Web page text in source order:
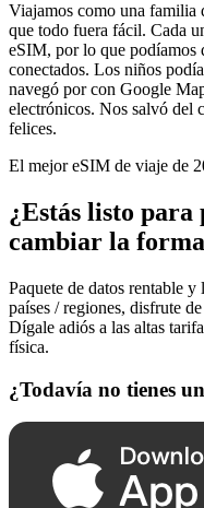
Viajamos como una
que todo fuera fácil. Cada
eSIM, por lo que podíamos
conectados. Los niños
navegó por con Google
electrónicos. Nos salvó del
felices.
El mejor eSIM de viaje de
¿Estás listo
cambiar la forma
Paquete de datos rentable
países / regiones, disfrute
Dígale adiós a las altas
física.
¿Todavía no tienes